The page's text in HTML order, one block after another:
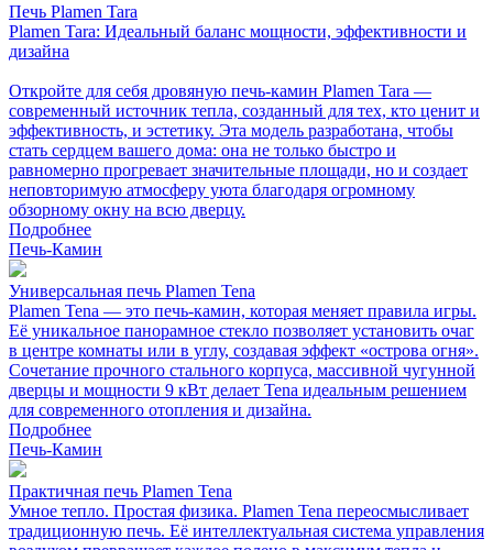
Печь Plamen Tara
Plamen Tara: Идеальный баланс мощности, эффективности и
дизайна
Откройте для себя дровяную печь-камин Plamen Tara —
современный источник тепла, созданный для тех, кто ценит и
эффективность, и эстетику. Эта модель разработана, чтобы
стать сердцем вашего дома: она не только быстро и
равномерно прогревает значительные площади, но и создает
неповторимую атмосферу уюта благодаря огромному
обзорному окну на всю дверцу.
Подробнее
Печь-Камин
Универсальная печь Plamen Tena
Plamen Tena — это печь-камин, которая меняет правила игры.
Её уникальное панорамное стекло позволяет установить очаг
в центре комнаты или в углу, создавая эффект «острова огня».
Сочетание прочного стального корпуса, массивной чугунной
дверцы и мощности 9 кВт делает Tena идеальным решением
для современного отопления и дизайна.
Подробнее
Печь-Камин
Практичная печь Plamen Tena
Умное тепло. Простая физика. Plamen Tena переосмысливает
традиционную печь. Её интеллектуальная система управления